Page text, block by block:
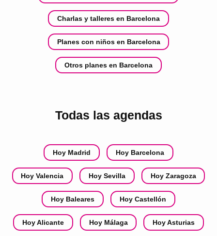
Charlas y talleres en Barcelona
Planes con niños en Barcelona
Otros planes en Barcelona
Todas las agendas
Hoy Madrid Hoy Barcelona
Hoy Valencia Hoy Sevilla Hoy Zaragoza
Hoy Baleares Hoy Castellón
Hoy Alicante Hoy Málaga Hoy Asturias